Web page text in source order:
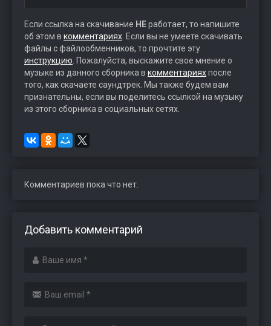
Если ссылка на скачивание НЕработает, то напишите
об этом в комментариях . Если вы не умеете скачивать
файлы с файлообменников, то прочтите эту
инструкцию . Пожалуйста, выскажите свое мнение о
музыке из данного сборника в комментарияхпосле
того, как скачаете саундтрек. Мы также будем вам
признательны, если вы поделитесь ссылкой на музыку
из этого сборника в социальных сетях.
Комментариев пока что нет.
Добавить комментарий